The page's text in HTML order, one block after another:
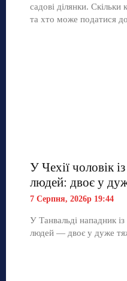
садові ділянки.
та хто може податися
У Чехії чоловік
людей: двоє у
7 Серпня, 2026р 19:44
У Танвальді нападник
людей — двоє у дуже